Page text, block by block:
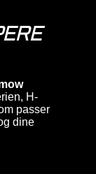
H-
passer
dine